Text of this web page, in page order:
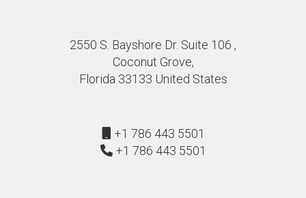
2550 S. Bayshore Dr. Suite 106 ,
Coconut Grove,
Florida 33133 United States
+1 786 443 5501
+1 786 443 5501